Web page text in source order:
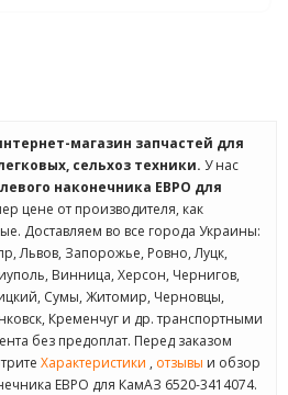
магазин запчастей для
сельхоз техники. У нас
наконечника ЕВРО для
цене от производителя, как
Доставляем во все города Украины:
Львов, Запорожье, Ровно, Луцк,
Винница, Херсон, Чернигов,
Сумы, Житомир, Черновцы,
Кременчуг и др. транспортными
без предоплат. Перед заказом
Характеристики , отзывы и обзор
ЕВРО для КамАЗ 6520-3414074.